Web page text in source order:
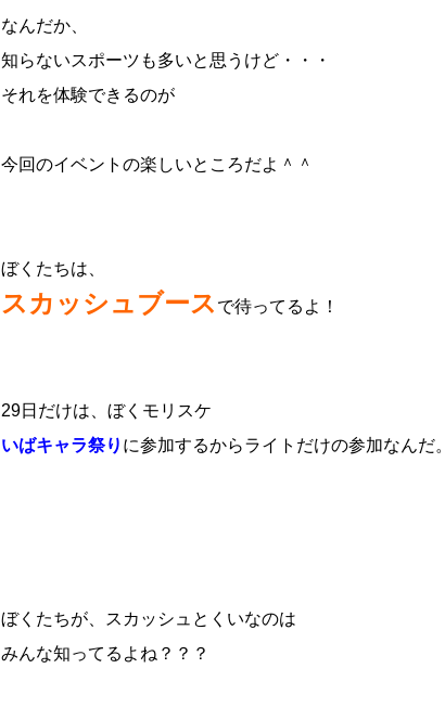
なんだか、
知らないスポーツも多いと思うけど・・・
それを体験できるのが
今回のイベントの楽しいところだよ＾＾
ぼくたちは、
スカッシュブース で待ってるよ！
29日だけは、ぼくモリスケ
いばキャラ祭り に参加するからライトだけの参加なんだ。
ぼくたちが、スカッシュとくいなのは
みんな知ってるよね？？？